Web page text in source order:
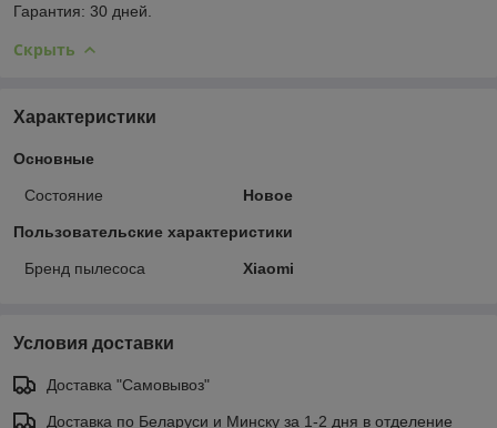
Гарантия: 30 дней.
Скрыть
Характеристики
Основные
Состояние Новое
Пользовательские характеристики
Бренд пылесоса Xiaomi
Условия доставки
Доставка "Самовывоз"
Доставка по Беларуси и Минску за 1-2 дня в отделение